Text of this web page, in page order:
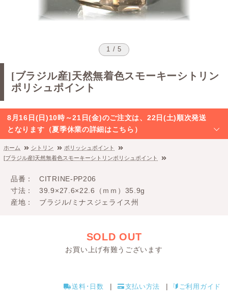
1 / 5
[ブラジル産]天然無着色スモーキーシトリン
ポリシュポイント
8月16日(日)10時～21日(金)のご注文は、22日(土)順次発送
となります（夏季休業の詳細はこちら）
ホーム シトリン
ポリッシュポイント
[ブラジル産]天然無着色スモーキーシトリンポリシュポイント
品番
CITRINE-PP206
寸法
39.9×27.6×22.6（ｍｍ）35.9g
産地
ブラジル/ミナスジェライス州
SOLD OUT
お買い上げ有難うございます
送料･日数 支払い方法 ご利用ガイド